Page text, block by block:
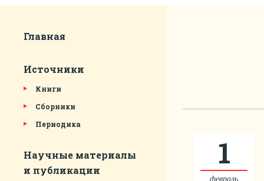
Главная
Источники
Книги
Сборники
Периодика
Научные материалы
и публикации
1
февраль